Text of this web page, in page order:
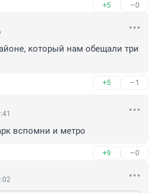
+5 –0
который нам обещали три
+5 –1
вспомни и метро
+9 –0